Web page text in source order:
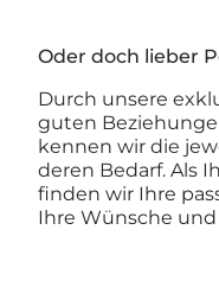
Oder doch lieber
Durch unsere
guten
kennen wir die
deren Bedarf. Als
finden wir Ihre
Ihre Wünsche